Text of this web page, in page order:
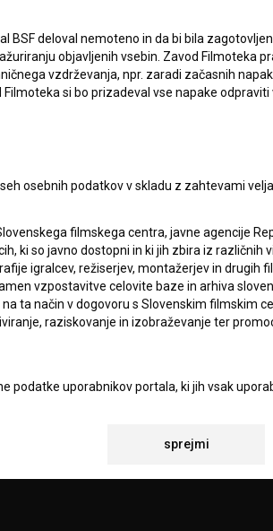
PRIJAVITE SE NA BSF
BSF deloval nemoteno in da bi bila
objavljenih vsebin. Zavod Filmoteka
vzdrževanja, npr. zaradi začasnih
si bo prizadeval vse napake odpraviti
osebnih podatkov v skladu z zahtevami
filmskega centra, javne agencije
ki so javno dostopni in ki jih zbira iz različnih
igralcev, režiserjev, montažerjev in drugih
vzpostavitve celovite baze in arhiva
ta način v dogovoru s Slovenskim filmskim
raziskovanje in izobraževanje ter
podatke uporabnikov portala, ki jih vsak
kontaktiranje uporabnikov na njihovo željo,
ter za statistične, marketinške in druge
analitike spletnih strani vselej anonimizirani.
sprejmi